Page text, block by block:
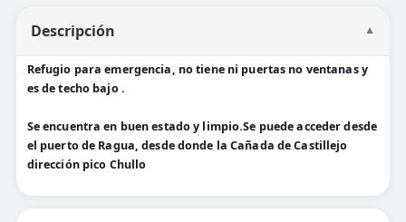
Descripción ▼
Refugio para emergencia, no tiene ni puertas no ventanas y
es de techo bajo .
Se encuentra en buen estado y limpio.Se puede acceder desde
el puerto de Ragua, desde donde la Cañada de Castillejo
dirección pico Chullo